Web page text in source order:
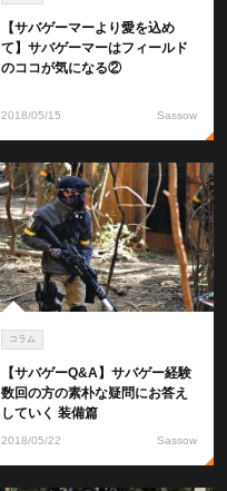
【サバゲーマーより愛を込め
て】サバゲーマーはフィールド
のココが気になる②
2018/05/15 Sassow
コラム
【サバゲーQ&A】サバゲー経験
数回の方の素朴な疑問にお答え
していく 装備篇
2018/05/22 Sassow